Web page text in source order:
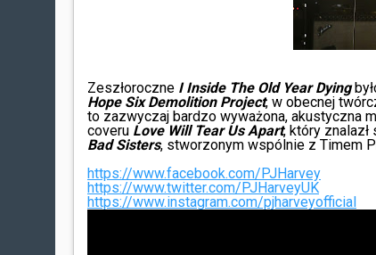
Zeszłoroczne I Inside The Old Year Dying
Hope Six Demolition Project, w obecnej
to zazwyczaj bardzo wyważona, akustyczna
coveru Love Will Tear Us Apart, który
Bad Sisters, stworzonym wspólnie z Timem
https://www.facebook.com/PJHarvey
https://www.twitter.com/PJHarveyUK
https://www.instagram.com/pjharveyofficial